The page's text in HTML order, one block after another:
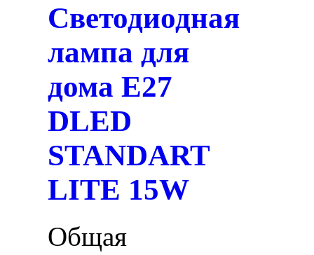
Светодиодная
лампа для
дома E27
DLED
STANDART
LITE 15W
Общая